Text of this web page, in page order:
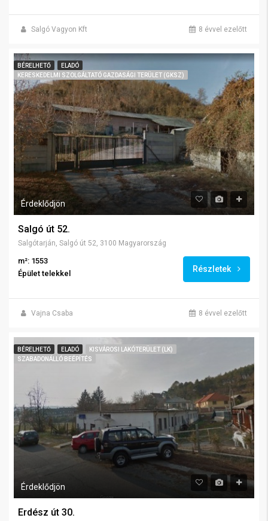
Salgó Vagyon Kft 8 évvel ezelőtt
BÉRELHETŐ
ELADÓ
KERESKEDELMI SZOLGÁLTATÓ GAZDASÁGI TERÜLET (GKSZ)
Érdeklődjön
Salgó út 52.
Salgótarján, Salgó út 52, 3100 Magyarország
m²: 1553
Épület telekkel
Részletek
Vajna Csaba 8 évvel ezelőtt
BÉRELHETŐ ELADÓ
KISVÁROSI LAKÓTERÜLET (LK)
SZABADONÁLLÓ BEÉPÍTÉS
Érdeklődjön
Erdész út 30.